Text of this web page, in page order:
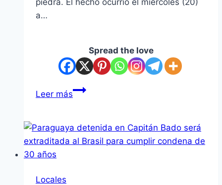
a…
Spread the love
Leer más
Locales